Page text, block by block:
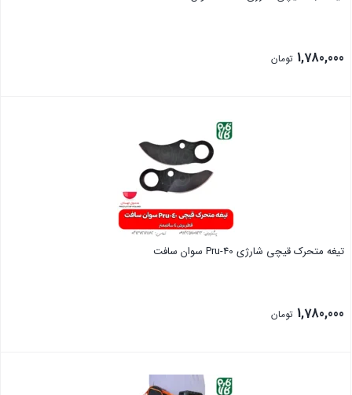
1,780,000 تومان
تیغه متحرک قیچی شارژی Pru-40 سوان سافت
1,780,000 تومان